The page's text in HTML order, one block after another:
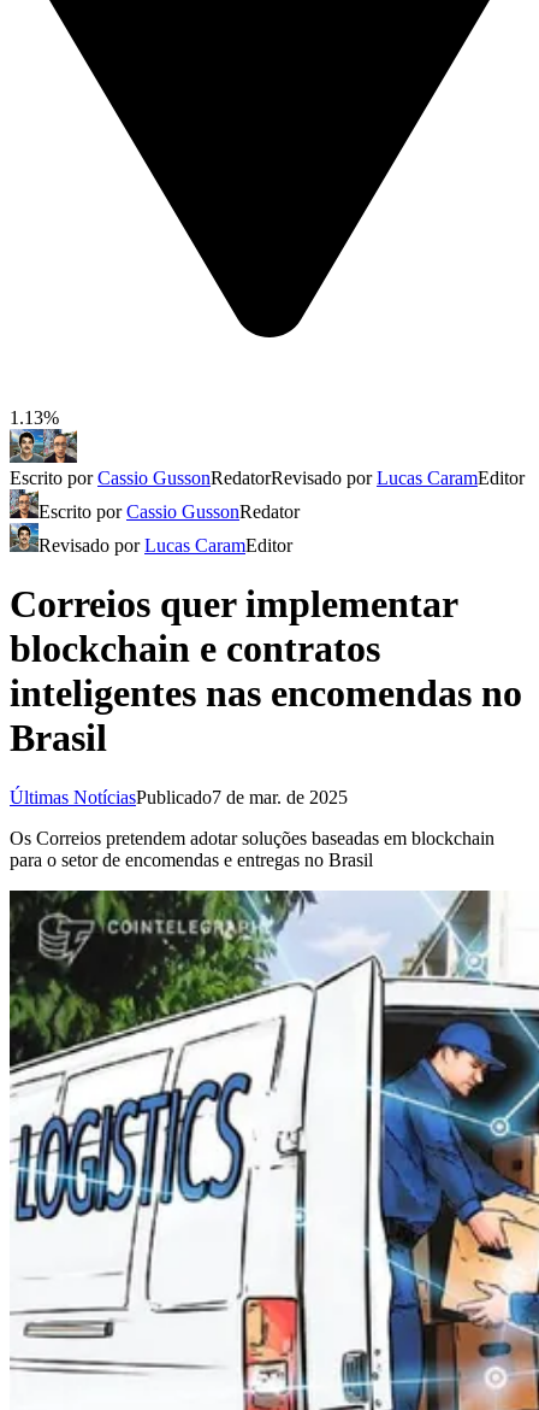
1.13%
Escrito porCassio GussonRedatorRevisado porLucas CaramEditor
Escrito porCassio GussonRedator
Revisado porLucas CaramEditor
Correios quer implementar
blockchain e contratos
inteligentes nas encomendas no
Brasil
Últimas NotíciasPublicado7 de mar. de 2025
Os Correios pretendem adotar soluções baseadas em blockchain
para o setor de encomendas e entregas no Brasil